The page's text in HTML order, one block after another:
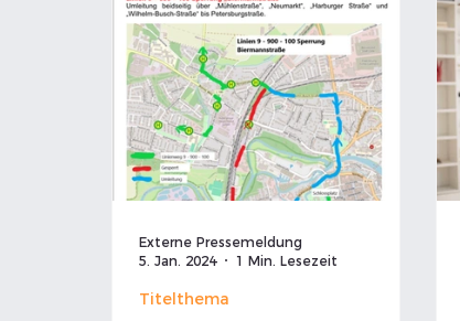
Titelthema
Externe Pressemeldung
5. Jan. 2024
1 Min. Lesezeit